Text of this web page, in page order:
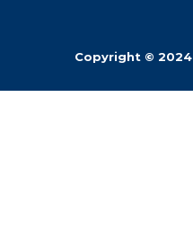
Copyright © 2024